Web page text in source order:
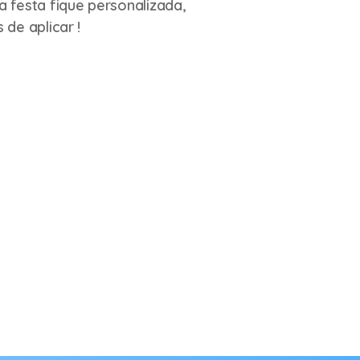
festa fique personalizada,
de aplicar !